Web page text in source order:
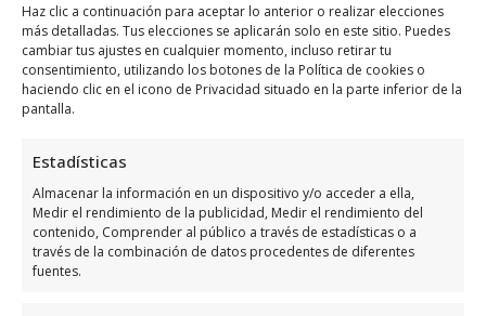
Haz clic a continuación para aceptar lo anterior o realizar elecciones
más detalladas. Tus elecciones se aplicarán solo en este sitio. Puedes
cambiar tus ajustes en cualquier momento, incluso retirar tu
consentimiento, utilizando los botones de la Política de cookies o
haciendo clic en el icono de Privacidad situado en la parte inferior de la
pantalla.
Estadísticas
Almacenar la información en un dispositivo y/o acceder a ella,
Medir el rendimiento de la publicidad, Medir el rendimiento del
contenido, Comprender al público a través de estadísticas o a
través de la combinación de datos procedentes de diferentes
fuentes.